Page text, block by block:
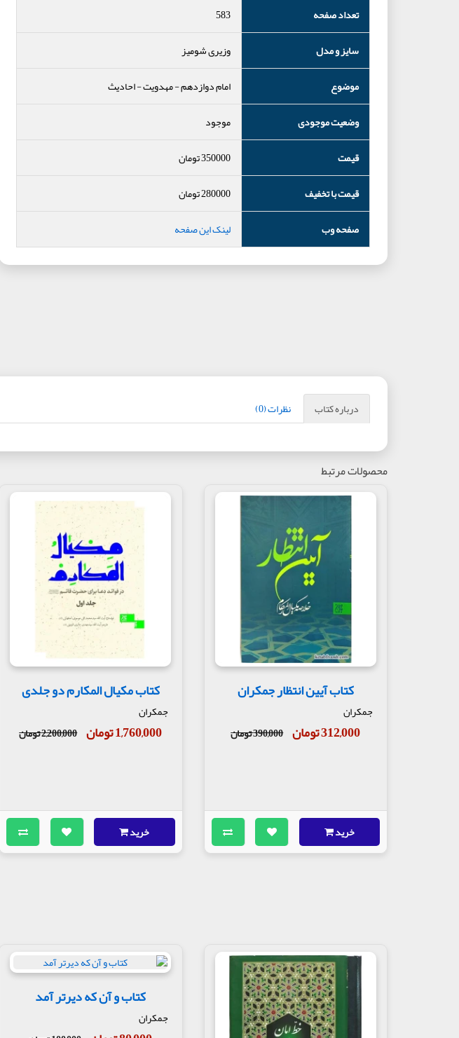
تعداد صفحه
583
سایز و مدل
وزیری شومیز
موضوع
امام دوازدهم-مهدویت-احادیث
وضعیت موجودی
موجود
قیمت
350000تومان
قیمت با تخفیف
280000تومان
صفحه وب
لینک این صفحه
درباره کتاب نظرات (0)
محصولات مرتبط
کتاب آیین انتظار جمکران
جمکران
312,000 تومان 390,000 تومان
خرید
کتاب مکیال المکارم دو جلدی
جمکران
1,760,000 تومان 2,200,000 تومان
خرید
کتاب و آن که دیرتر آمد
جمکران